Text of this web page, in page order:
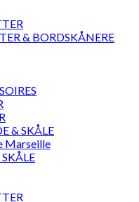
& BORDSKÅNERE
& SKÅLE
Marseille